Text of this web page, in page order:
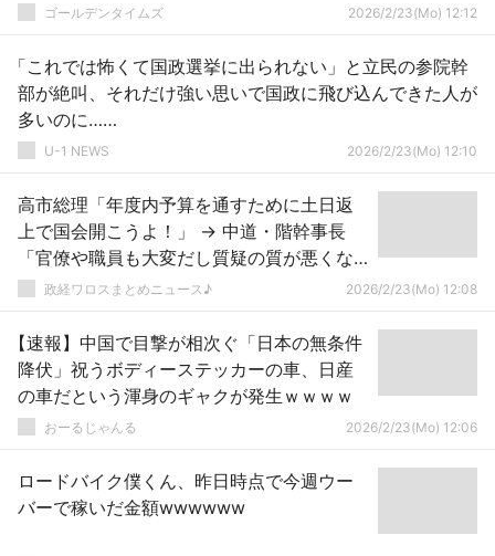
ゴールデンタイムズ 2026/2/23(Mo) 12:12
「これでは怖くて国政選挙に出られない」と立民の参院幹
部が絶叫、それだけ強い思いで国政に飛び込んできた人が
多いのに……
U-1 NEWS 2026/2/23(Mo) 12:10
高市総理「年度内予算を通すために土日返
上で国会開こうよ！」 → 中道・階幹事長
「官僚や職員も大変だし質疑の質が悪くな
るからヤダ！」ｗｗｗｗｗｗｗｗｗｗｗｗ
政経ワロスまとめニュース♪ 2026/2/23(Mo) 12:08
【速報】中国で目撃が相次ぐ「日本の無条件
降伏」祝うボディーステッカーの車、日産
の車だという渾身のギャクが発生ｗｗｗｗ
おーるじゃんる 2026/2/23(Mo) 12:06
ロードバイク僕くん、昨日時点で今週ウー
バーで稼いだ金額wwwwww